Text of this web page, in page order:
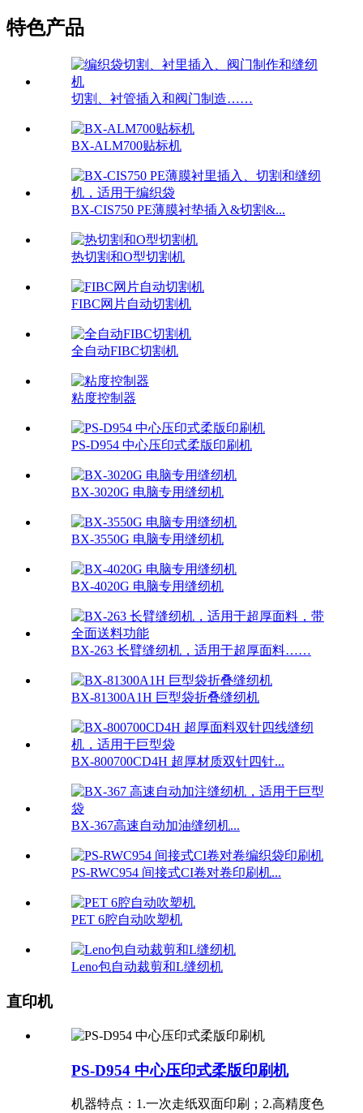
特色产品
切割、衬管插入和阀门制造……
BX-ALM700贴标机
BX-CIS750 PE薄膜衬垫插入&切割&...
热切割和O型切割机
FIBC网片自动切割机
全自动FIBC切割机
粘度控制器
PS-D954 中心压印式柔版印刷机
BX-3020G 电脑专用缝纫机
BX-3550G 电脑专用缝纫机
BX-4020G 电脑专用缝纫机
BX-263 长臂缝纫机，适用于超厚面料……
BX-81300A1H 巨型袋折叠缝纫机
BX-800700CD4H 超厚材质双针四针...
BX-367高速自动加油缝纫机...
PS-RWC954 间接式CI卷对卷印刷机...
PET 6腔自动吹塑机
Leno包自动裁剪和L缝纫机
直印机
PS-D954 中心压印式柔版印刷机
机器特点：1.一次走纸双面印刷；2.高精度色